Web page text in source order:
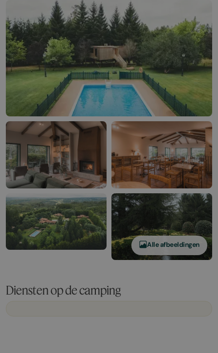
Alle afbeeldingen
Diensten op de camping